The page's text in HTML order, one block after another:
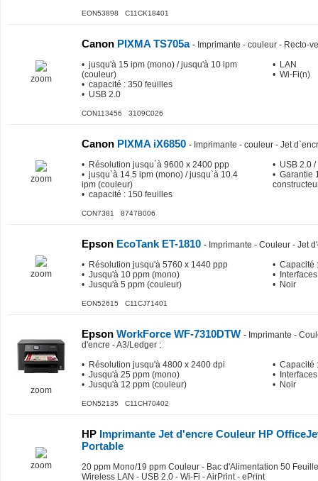
EON53898 C11CK18401
zoom
Canon PIXMA TS705a - Imprimante - couleur - Recto-
• jusqu'à 15 ipm (mono) / jusqu'à 10 ipm
(couleur)
• capacité : 350 feuilles
• USB 2.0
• LAN
• Wi-Fi(n)
CON113456 3109C026
zoom
Canon PIXMA iX6850 - Imprimante - couleur - Jet
• Résolution jusqu`à 9600 x 2400 ppp
• jusqu`à 14.5 ipm (mono) / jusqu`à 10.4
ipm (couleur)
• capacité : 150 feuilles
• USB 2.0
• Garantie
CON7381 8747B006
zoom
Epson EcoTank ET-1810 - Imprimante - Couleur - Jet
• Résolution jusqu'à 5760 x 1440 ppp
• Jusqu'à 10 ppm (mono)
• Jusqu'à 5 ppm (couleur)
• Capacité
•
• Noir
EON52615 C11CJ71401
zoom
Epson WorkForce WF-7310DTW - Imprimante -
d'encre - A3/Ledger :
• Résolution jusqu'à 4800 x 2400 dpi
• Jusqu'à 25 ppm (mono)
• Jusqu'à 12 ppm (couleur)
• Capacité
•
• Noir
EON52135 C11CH70402
zoom
HP Imprimante Jet d'encre Couleur HP
Portable
20 ppm Mono/19 ppm Couleur - Bac d'Alimentation 50
Wireless LAN - USB 2.0 - Wi-Fi - AirPrint - ePrint